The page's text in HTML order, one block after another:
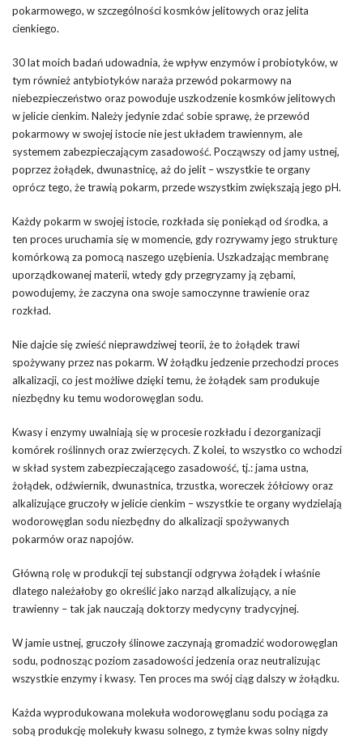
pokarmowego, w szczególności kosmków jelitowych oraz jelita
cienkiego.
30 lat moich badań udowadnia, że wpływ enzymów i probiotyków, w
tym również antybiotyków naraża przewód pokarmowy na
niebezpieczeństwo oraz powoduje uszkodzenie kosmków jelitowych
w jelicie cienkim. Należy jedynie zdać sobie sprawę, że przewód
pokarmowy w swojej istocie nie jest układem trawiennym, ale
systemem zabezpieczającym zasadowość. Począwszy od jamy ustnej,
poprzez żołądek, dwunastnicę, aż do jelit – wszystkie te organy
oprócz tego, że trawią pokarm, przede wszystkim zwiększają jego pH.
Każdy pokarm w swojej istocie, rozkłada się poniekąd od środka, a
ten proces uruchamia się w momencie, gdy rozrywamy jego strukturę
komórkową za pomocą naszego uzębienia. Uszkadzając membranę
uporządkowanej materii, wtedy gdy przegryzamy ją zębami,
powodujemy, że zaczyna ona swoje samoczynne trawienie oraz
rozkład.
Nie dajcie się zwieść nieprawdziwej teorii, że to żołądek trawi
spożywany przez nas pokarm. W żołądku jedzenie przechodzi proces
alkalizacji, co jest możliwe dzięki temu, że żołądek sam produkuje
niezbędny ku temu wodorowęglan sodu.
Kwasy i enzymy uwalniają się w procesie rozkładu i dezorganizacji
komórek roślinnych oraz zwierzęcych. Z kolei, to wszystko co wchodzi
w skład system zabezpieczającego zasadowość, tj.: jama ustna,
żołądek, odźwiernik, dwunastnica, trzustka, woreczek żółciowy oraz
alkalizujące gruczoły w jelicie cienkim – wszystkie te organy wydzielają
wodorowęglan sodu niezbędny do alkalizacji spożywanych
pokarmów oraz napojów.
Główną rolę w produkcji tej substancji odgrywa żołądek i właśnie
dlatego należałoby go określić jako narząd alkalizujący, a nie
trawienny – tak jak nauczają doktorzy medycyny tradycyjnej.
W jamie ustnej, gruczoły ślinowe zaczynają gromadzić wodorowęglan
sodu, podnosząc poziom zasadowości jedzenia oraz neutralizując
wszystkie enzymy i kwasy. Ten proces ma swój ciąg dalszy w żołądku.
Każda wyprodukowana molekuła wodorowęglanu sodu pociąga za
sobą produkcję molekuły kwasu solnego, z tymże kwas solny nigdy